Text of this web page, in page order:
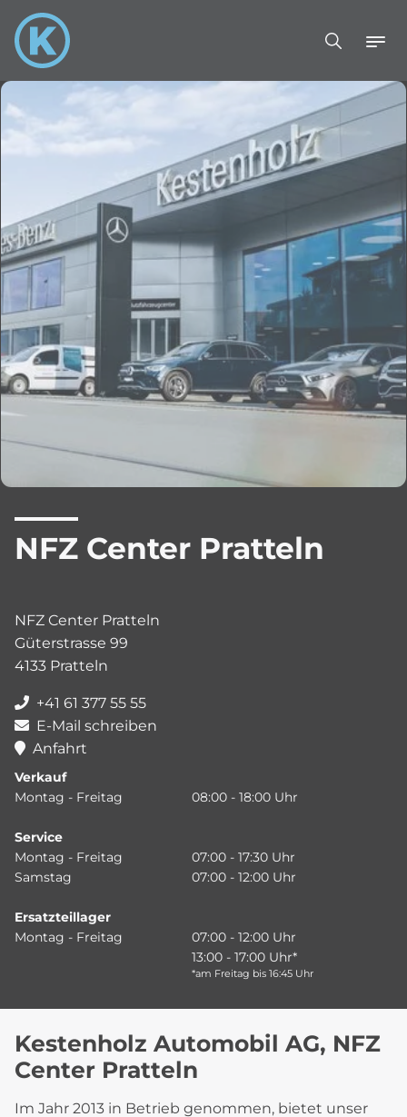
NFZ Center Pratteln
NFZ Center Pratteln
Güterstrasse 99
4133 Pratteln
+41 61 377 55 55
E-Mail schreiben
Anfahrt
Verkauf
Montag - Freitag
Service
Montag - Freitag
Samstag
Ersatzteillager
Montag - Freitag
08:00 - 18:00 Uhr
07:00 - 17:30 Uhr
07:00 - 12:00 Uhr
07:00 - 12:00 Uhr
13:00 - 17:00 Uhr*
*am Freitag bis 16:45 Uhr
Kestenholz Automobil AG, NFZ
Center Pratteln
Im Jahr 2013 in Betrieb genommen, bietet unser